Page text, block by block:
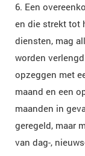
6. Een
en die strekt tot
diensten, mag
worden
opzeggen met
maand en een
maanden in
geregeld, maar
van dag-,